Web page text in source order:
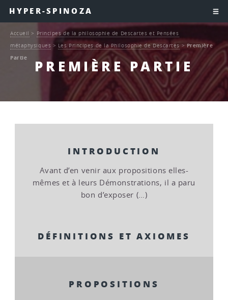
HYPER-SPINOZA
PREMIÈRE PARTIE
Accueil > Principes de la philosophie de Descartes et Pensées
métaphysiques > Les Principes de la Philosophie de Descartes > Première
Partie
INTRODUCTION
Avant d’en venir aux propositions elles-
mêmes et à leurs Démonstrations, il a paru
bon d’exposer (…)
DÉFINITIONS ET AXIOMES
PROPOSITIONS